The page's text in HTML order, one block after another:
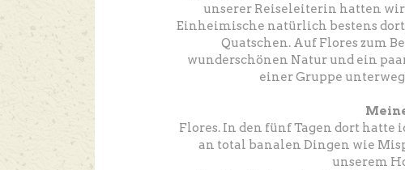
unserer Reiseleiterin hatten
Einheimische natürlich bestens
Quatschen. Auf Flores zum
wunderschönen Natur und ein
einer Gruppe
Flores. In den fünf Tagen dort hatte
an total banalen Dingen wie
unserem